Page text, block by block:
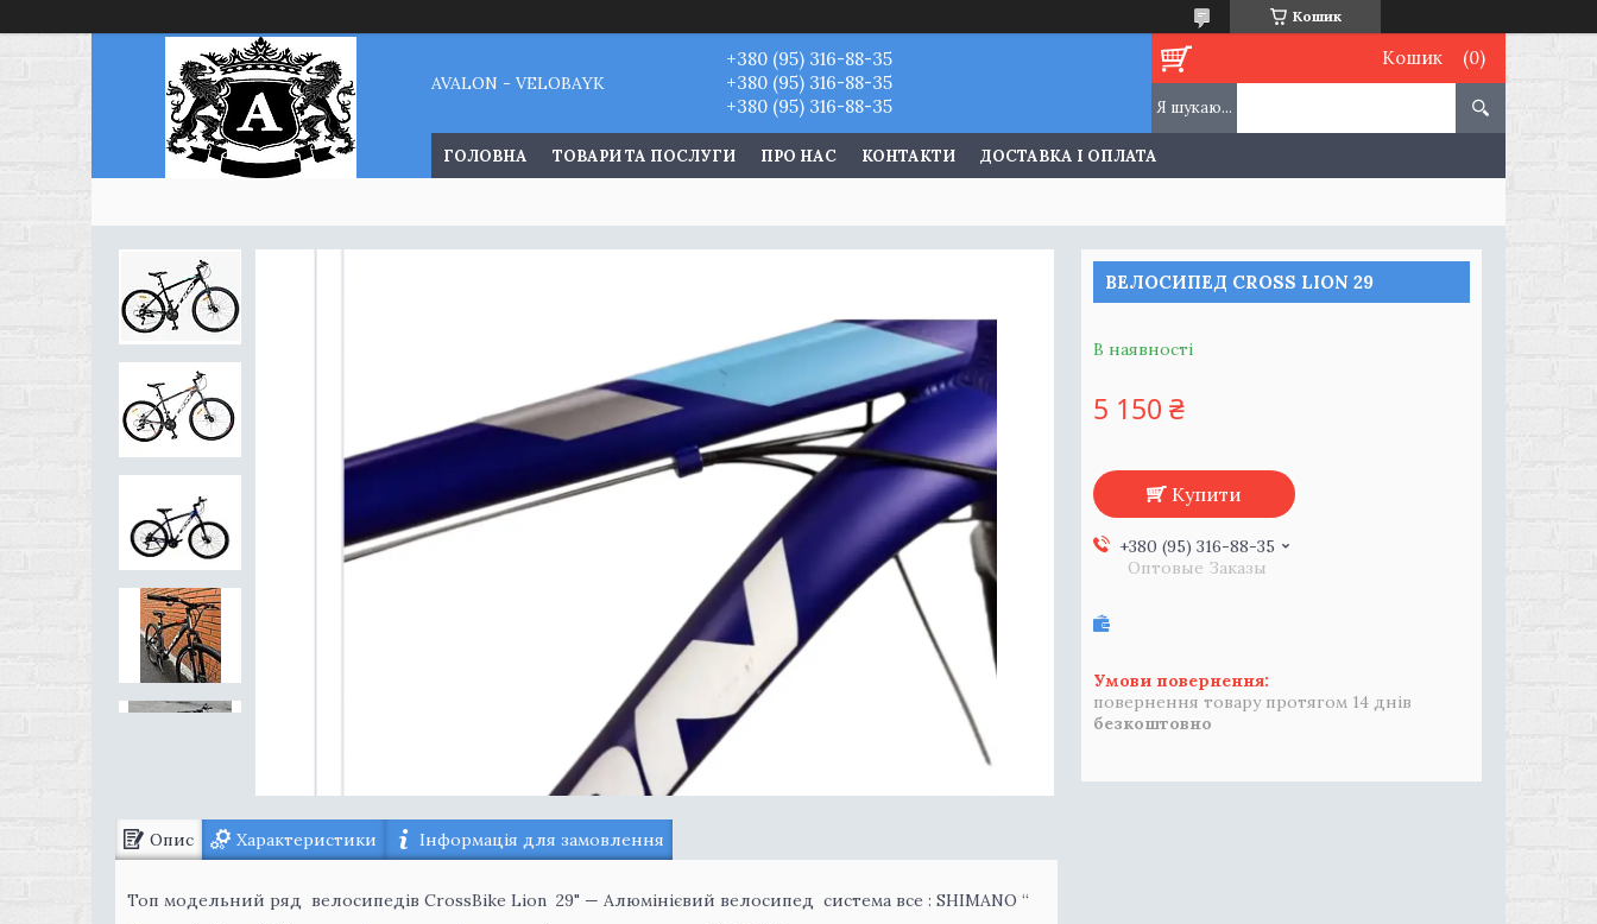
Кошик
AVALON - VELOBAYK
+380 (95) 316-88-35
+380 (95) 316-88-35
+380 (95) 316-88-35
Кошик
ГОЛОВНА ТОВАРИ ТА ПОСЛУГИ ПРО НАС КОНТАКТИ ДОСТАВКА І ОПЛАТА
Опис Характеристики Інформація для замовлення
Топ модельний ряд велосипедів CrossBike Lion 29" — Алюмінієвий велосипед система все : SHIMANO “
ВЕЛОСИПЕД СROSS LION 29
В наявності
5 150 ₴
Купити
+380 (95) 316-88-35
Оптовые Заказы
повернення товару протягом 14 днів
безкоштовно